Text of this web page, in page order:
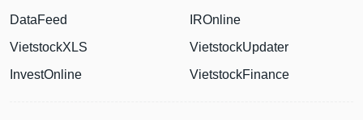
DataFeed
VietstockXLS
InvestOnline
IROnline
VietstockUpdater
VietstockFinance